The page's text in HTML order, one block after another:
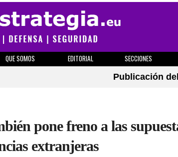
QUE SOMOS EDITORIAL SECCIONES
Publicación
pone freno a las
extranjeras